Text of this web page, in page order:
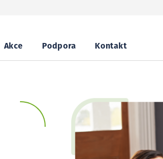
Akce Podpora Kontakt